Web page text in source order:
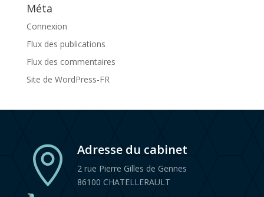
Méta
Connexion
Flux des publications
Flux des commentaires
Site de WordPress-FR
 Adresse du cabinet
2 rue Pierre Gilles de Gennes
86100 CHATELLERAULT